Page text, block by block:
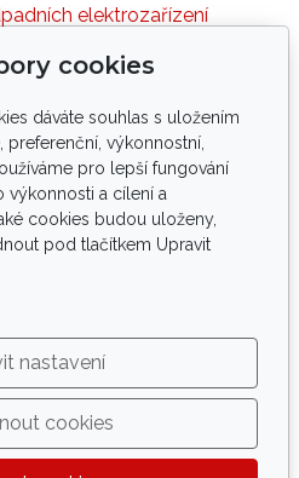
elektrozařízení
nás
ve spolupráci s
elektro a IT techniky.
ve spolupráci s
| profesionální ochrana
cookies
dáváte souhlas s uložením
výkonnostní,
pro lepší fungování
výkonnosti a cílení a
cookies budou uloženy,
pod tlačítkem Upravit
nastavení
cookies